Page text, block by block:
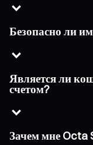
Безопасно ли
Является ли
счетом?
Зачем мне Octa